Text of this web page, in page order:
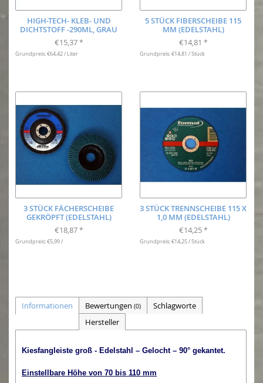
HIGH-TECH- KLEB- UND
DICHTSTOFF -290ML, GRAU
€15,37 *
Grundpreis: €64,42 / Liter
5 STÜCK FIBERSCHEIBE 115
MM (EDELSTAHL)
€14,81 *
Grundpreis: €14,81 / Stück
3 STÜCK FÄCHERSCHEIBE
GEKRÖPFT (EDELSTAHL)
€18,87 *
Grundpreis: €5,99 /
3 STÜCK TRENNSCHEIBE 115 X
1,0 MM (EDELSTAHL)
€14,25 *
Grundpreis: €14,25 / Stück
Informationen Bewertungen (0)
Schlagworte
Hersteller
Kiesfangleiste groß - Edelstahl – Gelocht – 90° gekantet.
Einstellbare Höhe von 70 bis 110 mm